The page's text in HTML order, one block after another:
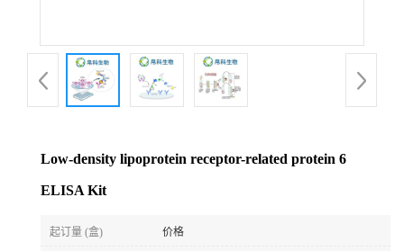
Low-density lipoprotein receptor-related protein 6
ELISA Kit
起订量 (盒) 价格